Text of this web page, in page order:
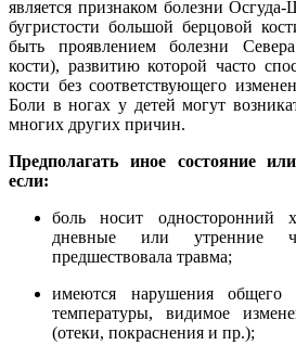
является признаком болезни Осгуда-
бугристости большой берцовой
быть проявлением болезни
кости), развитию которой часто
кости без соответствующего
Боли в ногах у детей могут
многих других причин.
Предполагать иное состояние
если:
боль носит односторонний
дневные или утренние
предшествовала травма;
имеются нарушения общего
температуры, видимое
(отеки, покраснения и пр.);